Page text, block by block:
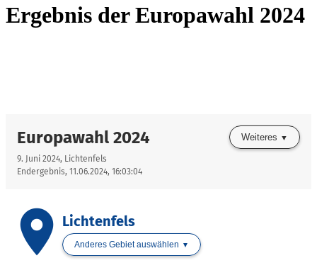
Ergebnis der Europawahl 2024